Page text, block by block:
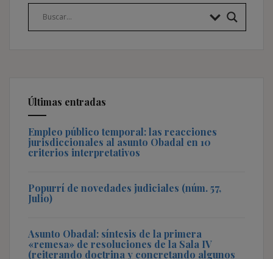
Últimas entradas
Empleo público temporal: las reacciones
jurisdiccionales al asunto Obadal en 10
criterios interpretativos
Popurrí de novedades judiciales (núm. 57,
Julio)
Asunto Obadal: síntesis de la primera
«remesa» de resoluciones de la Sala IV
(reiterando doctrina y concretando algunos